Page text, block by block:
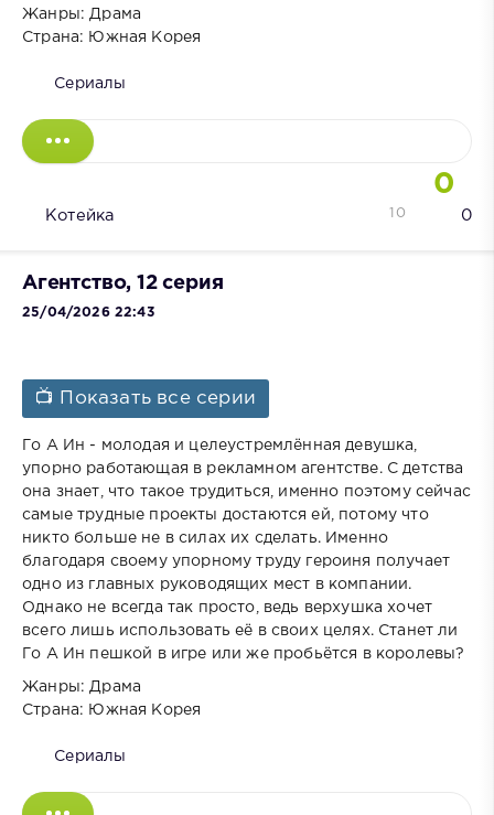
Жанры: Драма
Страна: Южная Корея
Сериалы
0
Котейка 0
10
Агентство, 12 серия
25/04/2026 22:43
📺 Показать все серии
Го А Ин - молодая и целеустремлённая девушка,
упорно работающая в рекламном агентстве. С детства
она знает, что такое трудиться, именно поэтому сейчас
самые трудные проекты достаются ей, потому что
никто больше не в силах их сделать. Именно
благодаря своему упорному труду героиня получает
одно из главных руководящих мест в компании.
Однако не всегда так просто, ведь верхушка хочет
всего лишь использовать её в своих целях. Станет ли
Го А Ин пешкой в игре или же пробьётся в королевы?
Жанры: Драма
Страна: Южная Корея
Сериалы